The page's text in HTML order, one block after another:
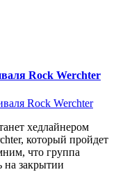
Rock Werchter
хедлайнером
который пройдет
что группа
на закрытии